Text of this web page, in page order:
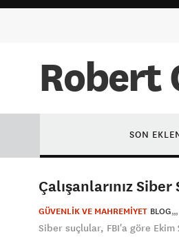
Robert
SON
Çalışanlarınız
GÜVENLİK VE MAHREMİYET BLOG
Siber suçlular, FBI'a göre Ekim